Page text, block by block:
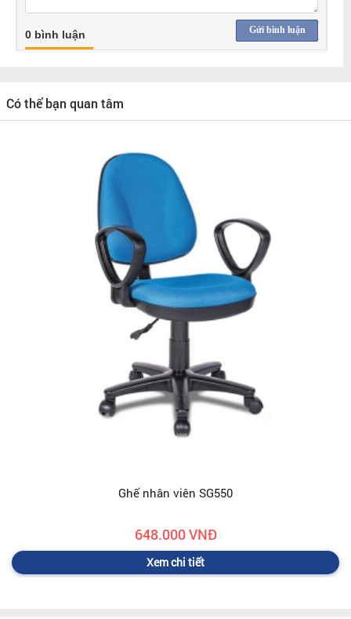
Gửi bình luận
0 bình luận
Có thể bạn quan tâm
Ghế nhân viên SG550
648.000 VNĐ
Xem chi tiết